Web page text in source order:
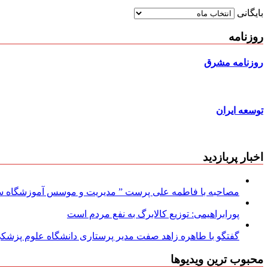
بایگانی
روزنامه
روزنامه مشرق
توسعه ایران
اخبار پربازدید
مصاحبه با فاطمه علی پرست ” مدیریت و موسس آموزشگاه
پورابراهیمی: توزیع کالابرگ به نفع مردم است
گفتگو با طاهره زاهد صفت مدیر پرستاری دانشگاه علوم
محبوب ترین ویدیوها